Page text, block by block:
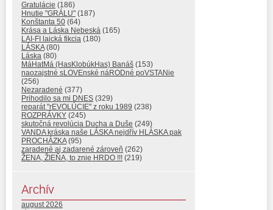
Gratulácie (186)
Hnutie "GRÁLU" (187)
Konštanta 50 (64)
Krása a Láska Nebeská (165)
LAI-FI laická fikcia (180)
LÁSKA(80)
Láska (80)
MáHatMá (HasKlobúkHas) Banáš (153)
naozajstné sLOVEnské náRODné poVSTANie
(256)
Nezaradené (377)
Prihodilo sa mi DNES (329)
reparát "rEVOLÚCIE" z roku 1989 (238)
ROZPRÁVKY (245)
skutočná revolúcia Ducha a Duše (249)
VANDA kráska naše LÁSKA nejdřív HLÁSKA pak
PROCHÁZKA(95)
zaradené aj zadarené zároveň (262)
ŽENA, ŽIEŇA, to znie HRDO !!! (219)
Archív
august 2026